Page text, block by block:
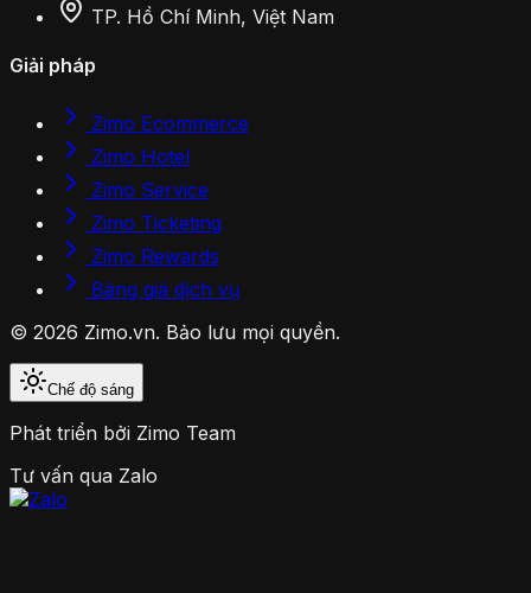
TP. Hồ Chí Minh, Việt Nam
Giải pháp
Zimo Ecommerce
Zimo Hotel
Zimo Service
Zimo Ticketing
Zimo Rewards
Bảng giá dịch vụ
© 2026 Zimo.vn. Bảo lưu mọi quyền.
Chế độ sáng
Phát triển bởi Zimo Team
Tư vấn qua Zalo